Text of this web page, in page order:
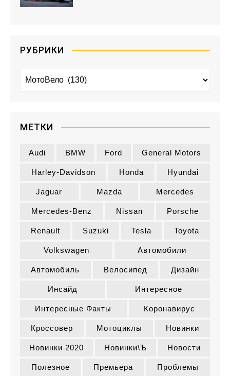
РУБРИКИ
и
МЕТКИ
Audi BMW Ford General Motors
Harley-Davidson Honda Hyundai
Jaguar Mazda Mercedes
Mercedes-Benz Nissan Porsche
Renault Suzuki Tesla Toyota
Volkswagen Автомобили
Автомобиль Велосипед Дизайн
Инсайд Интересное
Интересные Факты Коронавирус
Кроссовер Мотоциклы Новинки
Новинки 2020 Новинки\ъ Новости
Полезное Премьера Проблемы